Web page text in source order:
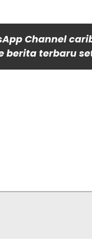
Channel
berita terbaru